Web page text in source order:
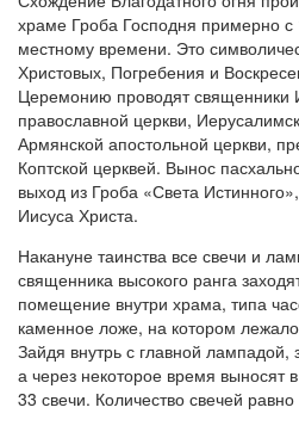
храме Гроба Господня примерно с
местному времени. Это
Христовых, Погребения и
Церемонию проводят священники
православной церкви,
Армянской апостольной церкви,
Коптской церквей. Вынос
выход из Гроба «Света
Иисуса Христа.
Накануне таинства все свечи и
священника высокого ранга
помещение внутри храма, типа
каменное ложе, на котором
Зайдя внутрь с главной лампадой,
а через некоторое время вы­носят
33 свечи. Количество свечей равно